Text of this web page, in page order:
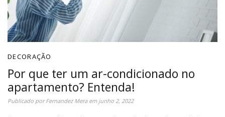
DECORAÇÃO
Por que ter um ar-condicionado no
apartamento? Entenda!
Publicado porFernandez Meraem junho 2, 2022